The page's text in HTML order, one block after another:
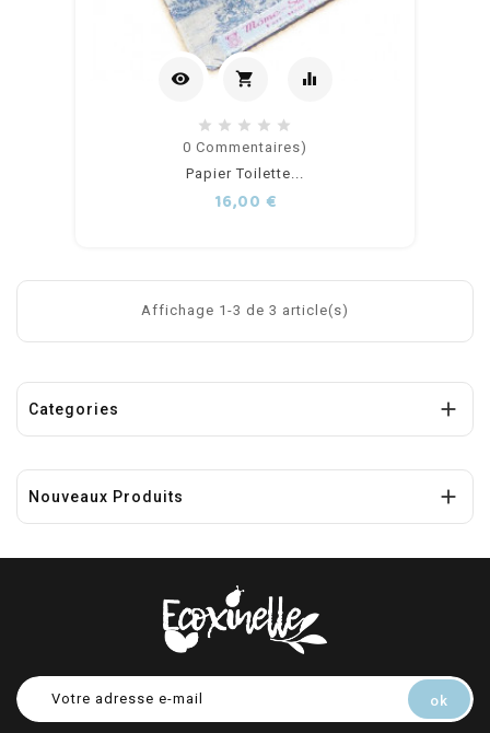
visibility shopping_cart
Ajouter
au
equalizer
0 Commentaires)
Papier Toilette...
16,00 €Prix
Affichage 1-3 de 3 article(s)
Categories 
Nouveaux Produits 